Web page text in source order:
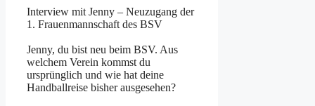
Interview mit Jenny – Neuzugang der
1. Frauenmannschaft des BSV
Jenny, du bist neu beim BSV. Aus
welchem Verein kommst du
ursprünglich und wie hat deine
Handballreise bisher ausgesehen?